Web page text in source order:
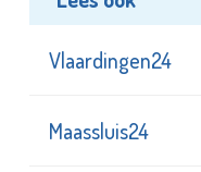
Vlaardingen24
Maassluis24